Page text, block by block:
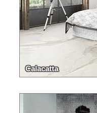
Calacatta